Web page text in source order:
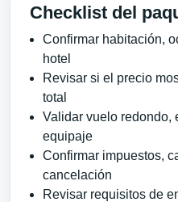
Checklist del
Confirmar habitación,
hotel
Revisar si el precio
total
Validar vuelo redondo,
equipaje
Confirmar impuestos,
cancelación
Revisar requisitos de